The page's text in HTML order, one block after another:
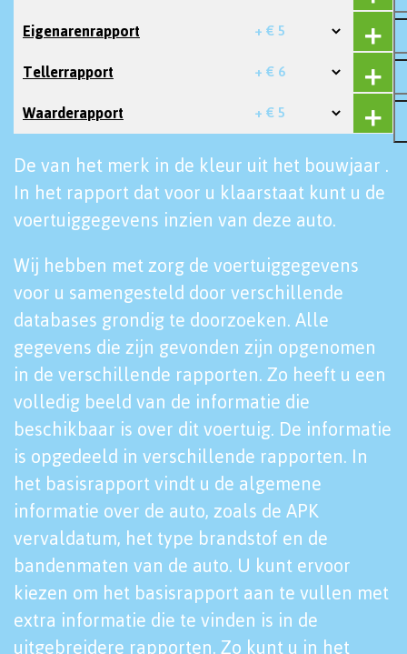
Eigenarenrapport + € 5
Tellerrapport + € 6
Waarderapport + € 5
De van het merk in de kleur uit het bouwjaar .
In het rapport dat voor u klaarstaat kunt u de
voertuiggegevens inzien van deze auto.
Wij hebben met zorg de voertuiggegevens
voor u samengesteld door verschillende
databases grondig te doorzoeken. Alle
gegevens die zijn gevonden zijn opgenomen
in de verschillende rapporten. Zo heeft u een
volledig beeld van de informatie die
beschikbaar is over dit voertuig. De informatie
is opgedeeld in verschillende rapporten. In
het basisrapport vindt u de algemene
informatie over de auto, zoals de APK
vervaldatum, het type brandstof en de
bandenmaten van de auto. U kunt ervoor
kiezen om het basisrapport aan te vullen met
extra informatie die te vinden is in de
uitgebreidere rapporten. Zo kunt u in het